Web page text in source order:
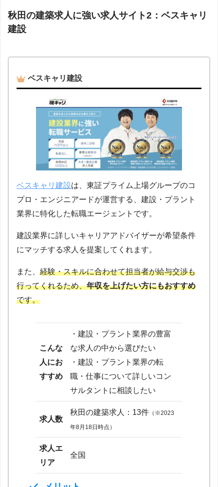
秋田の建築求人に強い求人サイト2：ベスキャリ
建設
ベスキャリ建設
ベスキャリ建設は、東証プライム上場グループのコ
プロ・エンジニアードが運営する、建設・プラント
業界に特化した転職エージェントです。
建設業界に詳しいキャリアアドバイザーが希望条件
にマッチする求人を提案してくれます。
また、 経験・スキルに合わせて担当者が給与交渉も
行ってくれるため、年収を上げたい方にもおすすめ
です。
こんな
人にお
すすめ
・建設・プラント業界の豊富
な求人の中から選びたい
・建設・プラント業界の転
職・仕事について詳しいコン
サルタントに相談したい
求人数
秋田の建築求人：13件 （※2023
年8月18日時点）
求人エ
リア
全国